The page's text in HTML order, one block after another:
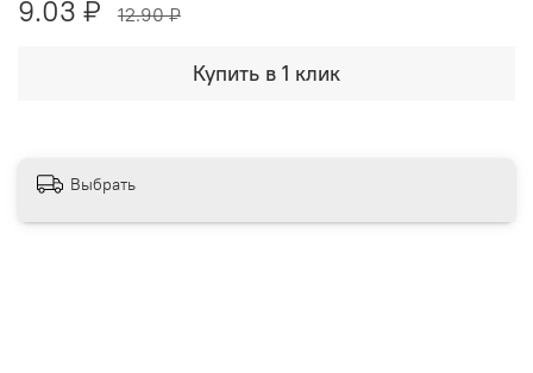
9.03 ₽ 12.90 ₽
Купить в 1 клик
Выбрать